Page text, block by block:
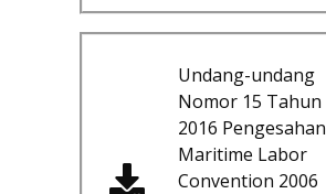
Undang-undang
Nomor 15 Tahun
2016 Pengesahan
Maritime Labor
Convention 2006